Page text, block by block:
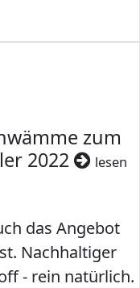
zum
2022
lesen
das Angebot
Nachhaltiger
- rein natürlich.